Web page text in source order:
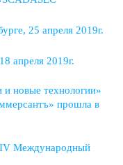
25 апреля 2019г.
апреля 2019г.
новые технологии»
прошла в
IV Международный